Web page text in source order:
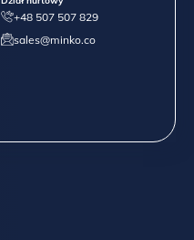
+48 507 507 829
sales@minko.co